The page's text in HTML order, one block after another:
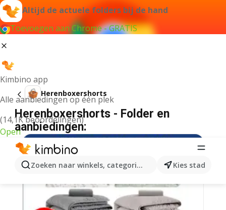
Altijd de actuele folders bij de hand
Toevoegen aan Chrome - GRATIS
Kimbino app
Alle aanbiedingen op één plek
(14,1K beoordelingen)
Open
Zoeken naar winkels, categorieën, producten...
Kies stad
Herenboxershorts
Herenboxershorts - Folder en
aanbiedingen: